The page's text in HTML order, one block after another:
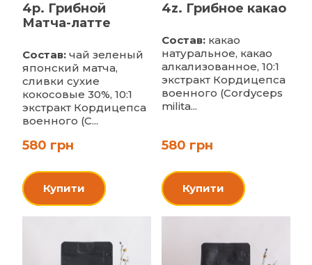
4p. Грибной
Матча-латте
Состав:чай зеленый
японский матча,
сливки сухие
кокосовые 30%, 10:1
экстракт Кордицепса
военного (C...
580 грн
Купити
4z. Грибное какао
Состав:какао
натуральное, какао
алкализованное, 10:1
экстракт Кордицепса
военного (Cordyceps
milita...
580 грн
Купити